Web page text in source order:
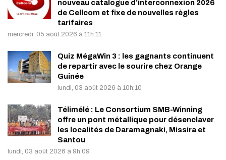
nouveau catalogue d’interconnexion 2026
de Cellcom et fixe de nouvelles règles
tarifaires
mercredi, 05 août 2026 à 11h:11
Quiz MégaWin 3 : les gagnants continuent
de repartir avec le sourire chez Orange
Guinée
lundi, 03 août 2026 à 10h:10
Télimélé : Le Consortium SMB-Winning
offre un pont métallique pour désenclaver
les localités de Daramagnaki, Missira et
Santou
lundi, 03 août 2026 à 9h:09